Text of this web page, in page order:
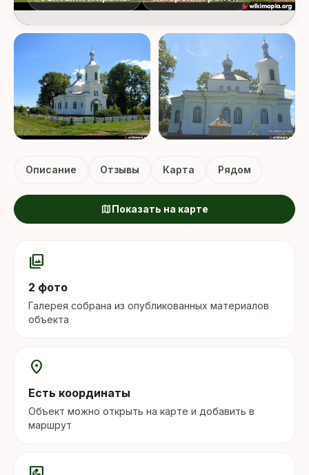
Описание Отзывы Карта Рядом
mapПоказать на карте
photo_library
2 фото
Галерея собрана из опубликованных материалов
объекта
location_on
Есть координаты
Объект можно открыть на карте и добавить в
маршрут